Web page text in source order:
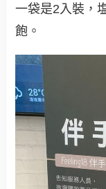
一袋是2入裝，
飽。